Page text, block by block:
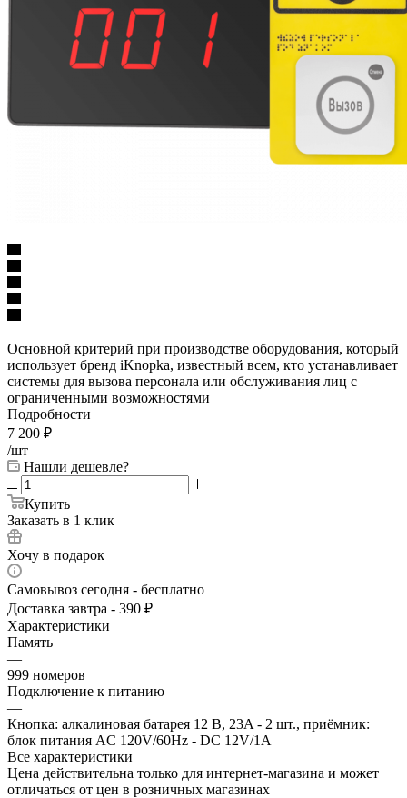
Основной критерий при производстве оборудования, который
использует бренд iKnopka, известный всем, кто устанавливает
системы для вызова персонала или обслуживания лиц с
ограниченными возможностями
Подробности
7 200 ₽
/шт
Нашли дешевле?
Купить
Заказать в 1 клик
Хочу в подарок
Самовывоз сегодня - бесплатно
Доставка завтра - 390 ₽
Характеристики
Память
—
999 номеров
Подключение к питанию
—
Кнопка: алкалиновая батарея 12 В, 23A - 2 шт., приёмник:
блок питания AC 120V/60Hz - DC 12V/1A
Все характеристики
Цена действительна только для интернет-магазина и может
отличаться от цен в розничных магазинах